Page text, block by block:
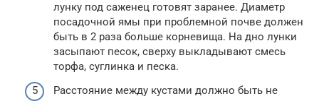
лунку под саженец готовят заранее. Диаметр
посадочной ямы при проблемной почве должен
быть в 2 раза больше корневища. На дно лунки
засыпают песок, сверху выкладывают смесь
торфа, суглинка и песка.
Расстояние между кустами должно быть не